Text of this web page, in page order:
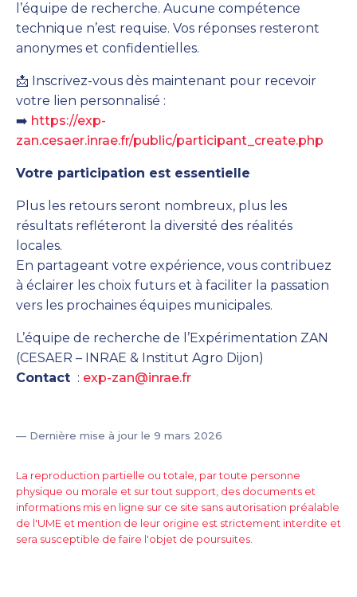
l’équipe de recherche. Aucune compétence
technique n’est requise. Vos réponses resteront
anonymes et confidentielles.
📩 Inscrivez-vous dès maintenant pour recevoir
votre lien personnalisé :
➡️ https://exp-
zan.cesaer.inrae.fr/public/participant_create.php
Votre participation est essentielle
Plus les retours seront nombreux, plus les
résultats refléteront la diversité des réalités
locales.
En partageant votre expérience, vous contribuez
à éclairer les choix futurs et à faciliter la passation
vers les prochaines équipes municipales.
L’équipe de recherche de l’Expérimentation ZAN
(CESAER – INRAE & Institut Agro Dijon)
Contact : exp-zan@inrae.fr
— Dernière mise à jour le 9 mars 2026
La reproduction partielle ou totale, par toute personne
physique ou morale et sur tout support, des documents et
informations mis en ligne sur ce site sans autorisation préalable
de l'UME et mention de leur origine est strictement interdite et
sera susceptible de faire l'objet de poursuites.